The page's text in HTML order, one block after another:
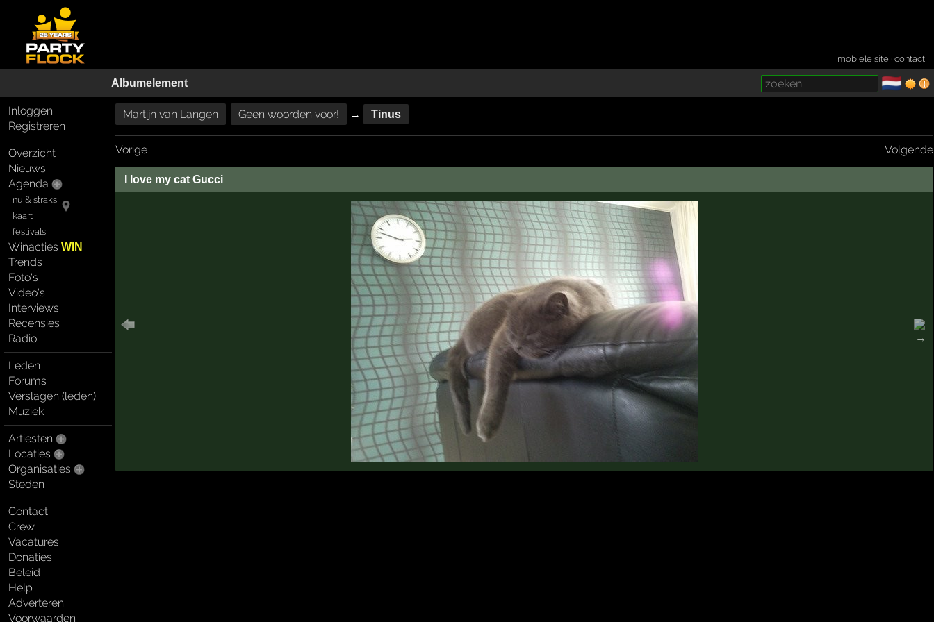
mobiele site ·contact
Albumelement 🇳🇱
Inloggen
Registreren
Overzicht
Nieuws
Agenda
nu & straks
kaart
festivals
WinactiesWIN
Trends
Foto's
Video's
Interviews
Recensies
Radio
Leden
Forums
Verslagen (leden)
Muziek
Artiesten
Locaties
Organisaties
Steden
Contact
Crew
Vacatures
Donaties
Beleid
Help
Adverteren
Voorwaarden
Martijn van Langen : Geen woorden voor! → Tinus
Vorige Volgende
I love my cat Gucci